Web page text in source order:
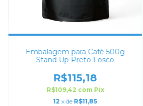
Embalagem para Café 500g
Stand Up Preto Fosco
R$115,18
R$109,42 com Pix
12 x de R$11,85